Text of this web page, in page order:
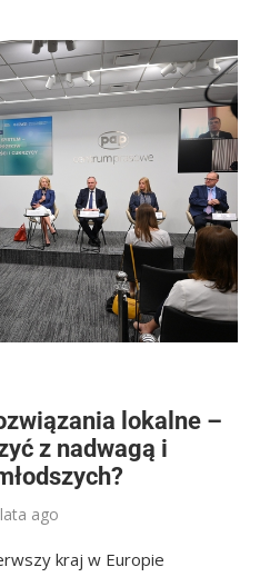
lokalne –
z nadwagą i
ago
kraj w Europie